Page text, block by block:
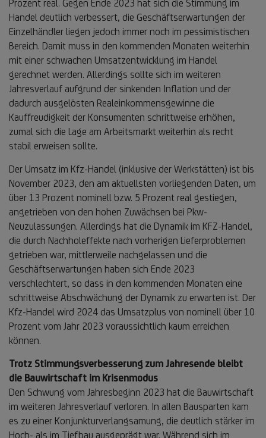
Prozent real. Gegen Ende 2023 hat sich die Stimmung im
Handel deutlich verbessert, die Geschäftserwartungen der
Einzelhändler liegen jedoch immer noch im pessimistischen
Bereich. Damit muss in den kommenden Monaten weiterhin
mit einer schwachen Umsatzentwicklung im Handel
gerechnet werden. Allerdings sollte sich im weiteren
Jahresverlauf aufgrund der sinkenden Inflation und der
dadurch ausgelösten Realeinkommensgewinne die
Kauffreudigkeit der Konsumenten schrittweise erhöhen,
zumal sich die Lage am Arbeitsmarkt weiterhin als recht
stabil erweisen sollte.
Der Umsatz im Kfz-Handel (inklusive der Werkstätten) ist bis
November 2023, den am aktuellsten vorliegenden Daten, um
über 13 Prozent nominell bzw. 5 Prozent real gestiegen,
angetrieben von den hohen Zuwächsen bei Pkw-
Neuzulassungen. Allerdings hat die Dynamik im KFZ-Handel,
die durch Nachholeffekte nach vorherigen Lieferproblemen
getrieben war, mittlerweile nachgelassen und die
Geschäftserwartungen haben sich Ende 2023
verschlechtert, so dass in den kommenden Monaten eine
schrittweise Abschwächung der Dynamik zu erwarten ist. Der
Kfz-Handel wird 2024 das Umsatzplus von nominell über 10
Prozent vom Jahr 2023 voraussichtlich kaum erreichen
können.
Trotz Stimmungsverbesserung zum Jahresende bleibt
die Bauwirtschaft im Krisenmodus
Den Schwung vom Jahresbeginn 2023 hat die Bauwirtschaft
im weiteren Jahresverlauf verloren. In allen Bausparten kam
es zu einer Konjunkturverlangsamung, die deutlich stärker im
Hoch- als im Tiefbau ausgeprägt war. Während sich im